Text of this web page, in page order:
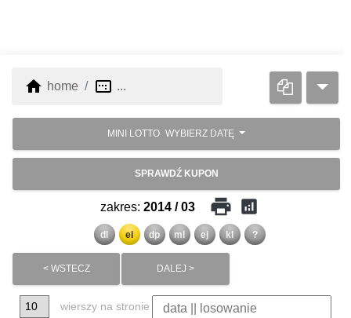
home home image_aspect_ratio ...
MINI LOTTO WYBIERZ DATĘ
SPRAWDŹ KUPON
zakres: 2014 / 03 print analytics
dl el dp ml ej kl ?
< WSTECZ DALEJ >
wierszy na stronie